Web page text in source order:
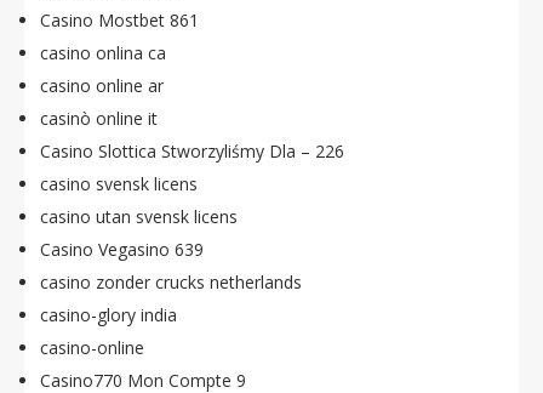
Casino Mostbet 861
casino onlina ca
casino online ar
casinò online it
Casino Slottica Stworzyliśmy Dla – 226
casino svensk licens
casino utan svensk licens
Casino Vegasino 639
casino zonder crucks netherlands
casino-glory india
casino-online
Casino770 Mon Compte 9